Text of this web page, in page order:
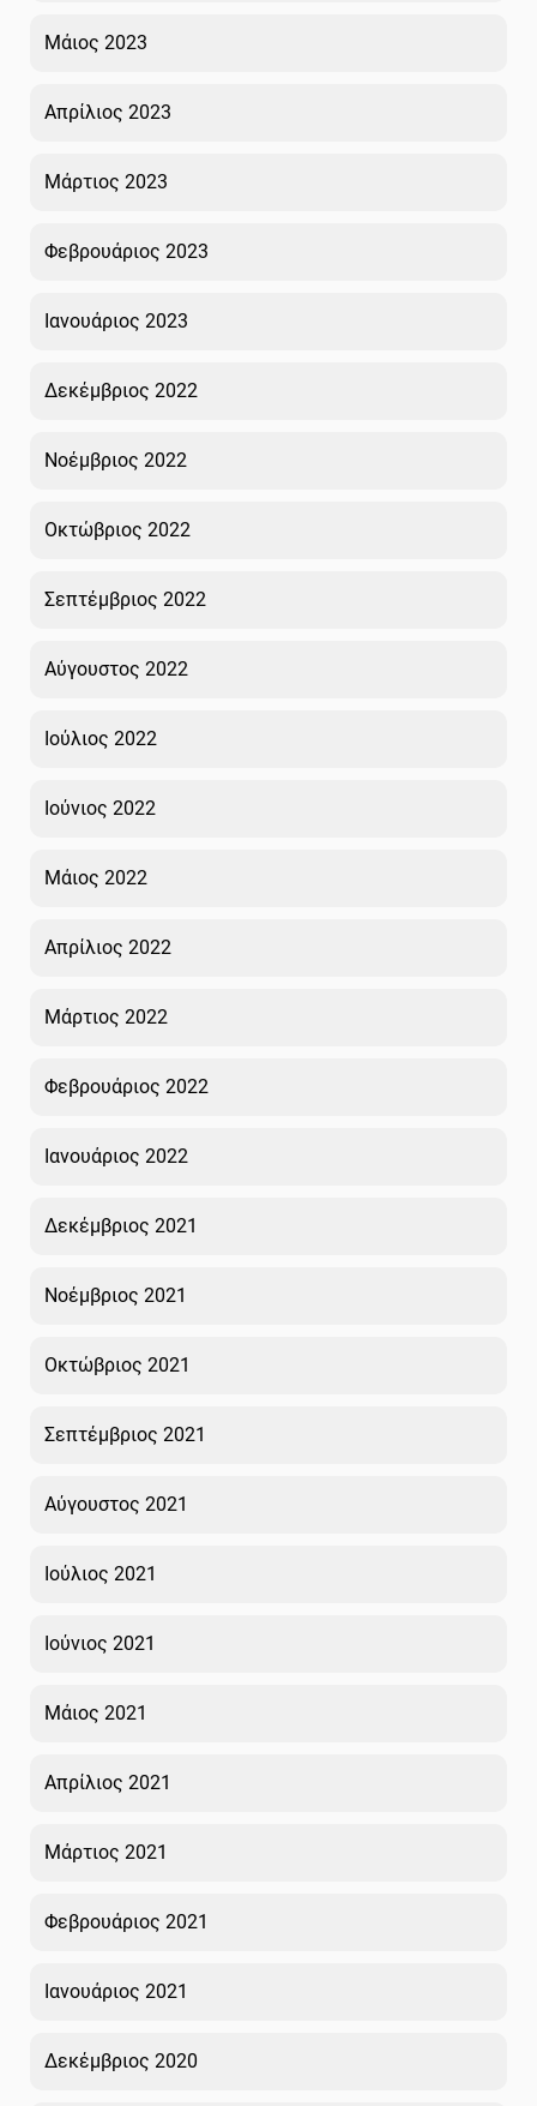
Μάιος 2023
Απρίλιος 2023
Μάρτιος 2023
Φεβρουάριος 2023
Ιανουάριος 2023
Δεκέμβριος 2022
Νοέμβριος 2022
Οκτώβριος 2022
Σεπτέμβριος 2022
Αύγουστος 2022
Ιούλιος 2022
Ιούνιος 2022
Μάιος 2022
Απρίλιος 2022
Μάρτιος 2022
Φεβρουάριος 2022
Ιανουάριος 2022
Δεκέμβριος 2021
Νοέμβριος 2021
Οκτώβριος 2021
Σεπτέμβριος 2021
Αύγουστος 2021
Ιούλιος 2021
Ιούνιος 2021
Μάιος 2021
Απρίλιος 2021
Μάρτιος 2021
Φεβρουάριος 2021
Ιανουάριος 2021
Δεκέμβριος 2020